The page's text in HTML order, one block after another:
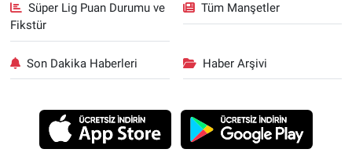
Süper Lig Puan Durumu ve
Fikstür
Tüm Manşetler
Son Dakika Haberleri Haber Arşivi